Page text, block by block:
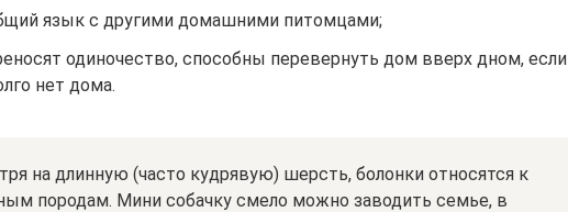
язык с другими домашними питомцами;
одиночество, способны перевернуть дом вверх дном, если
нет дома.
на длинную (часто кудрявую) шерсть, болонки относятся к
породам. Мини собачку смело можно заводить семье, в